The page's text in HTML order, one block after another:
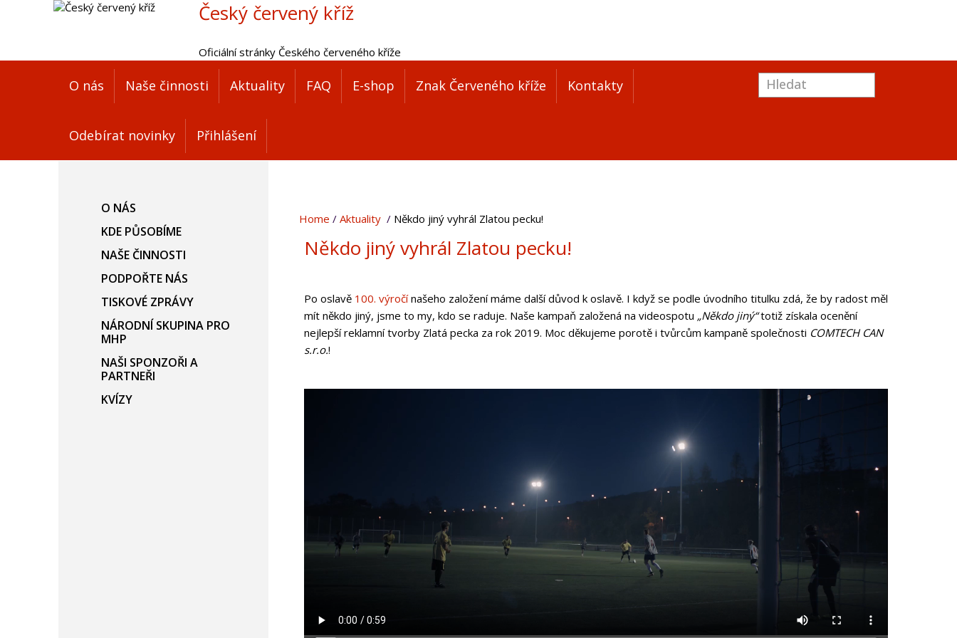
Český červený kříž
Oficiální stránky Českého červeného kříže
O nás Naše činnosti Aktuality FAQ E-shop Znak Červeného kříže Kontakty
Odebírat novinky Přihlášení
Home Aktuality Někdo jiný vyhrál Zlatou pecku!
Někdo jiný vyhrál Zlatou pecku!
Po oslavě 100. výročínašeho založení máme další důvod k oslavě. I když se podle úvodního titulku zdá, že by radost měl
mít někdo jiný, jsme to my, kdo se raduje. Naše kampaň založená na videospotu „Někdo jiný“totiž získala ocenění
nejlepší reklamní tvorby Zlatá pecka za rok 2019. Moc děkujeme porotě i tvůrcům kampaně společnosti COMTECH CAN
s.r.o.!
O NÁS
KDE PŮSOBÍME
NAŠE ČINNOSTI
PODPOŘTE NÁS
TISKOVÉ ZPRÁVY
NÁRODNÍ SKUPINA PRO
MHP
NAŠI SPONZOŘI A
PARTNEŘI
KVÍZY